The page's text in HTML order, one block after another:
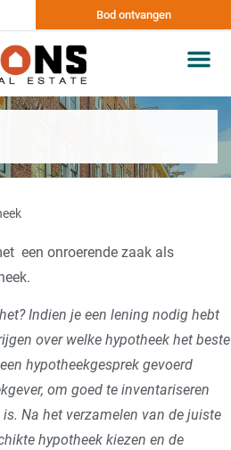
Bod ontvangen
een onroerende zaak als
Indien je een lening nodig hebt
over welke hypotheek het beste
hypotheekgesprek gevoerd
om goed te inventariseren
Na het verzamelen van de juiste
hypotheek kiezen en de